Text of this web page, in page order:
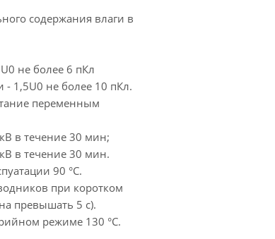
содержания влаги в
не более 6 пКл
1,5U0 не более 10 пКл.
переменным
в течение 30 мин;
в течение 30 мин.
90 °С.
при коротком
превышать 5 с).
режиме 130 °С.